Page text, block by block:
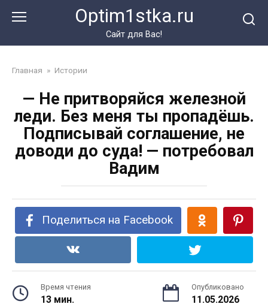
Optim1stka.ru
Сайт для Вас!
Главная » Истории
— Не притворяйся железной
леди. Без меня ты пропадёшь.
Подписывай соглашение, не
доводи до суда! — потребовал
Вадим
Поделиться на Facebook
Время чтения
13 мин.
Опубликовано
11.05.2026